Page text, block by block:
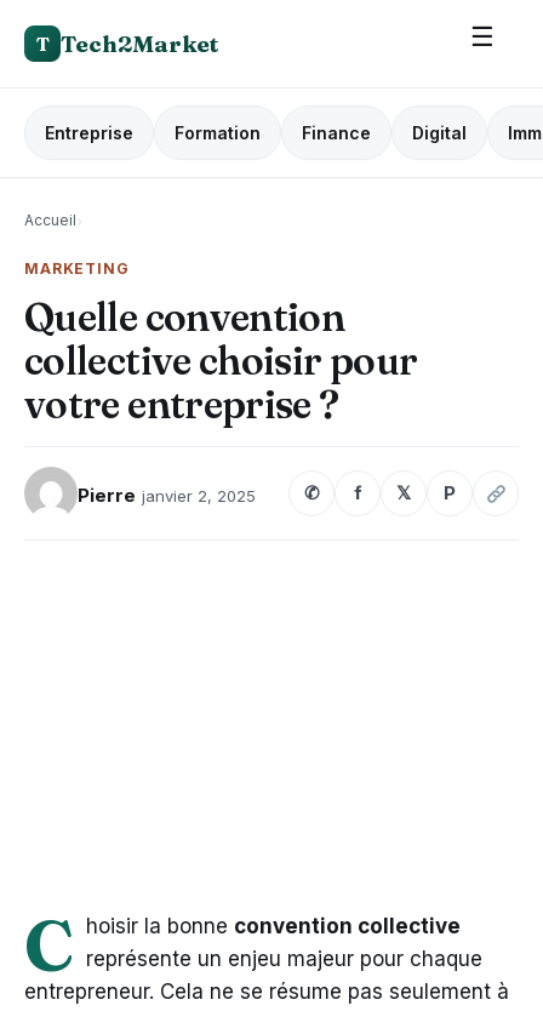
T Tech2Market ☰
Entreprise Formation Finance Digital
Accueil›
MARKETING
Quelle convention
collective choisir pour
votre entreprise ?
Pierre janvier 2, 2025 ✆ f 𝕏 P
C hoisir la bonne convention collective
représente un enjeu majeur pour chaque
entrepreneur. Cela ne se résume pas seulement à